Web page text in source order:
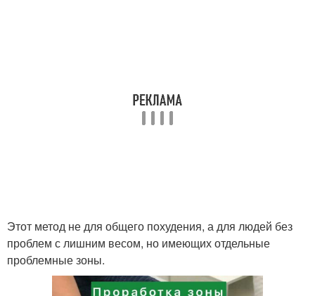
Этот метод не для общего похудения, а для людей без
проблем с лишним весом, но имеющих отдельные
проблемные зоны.